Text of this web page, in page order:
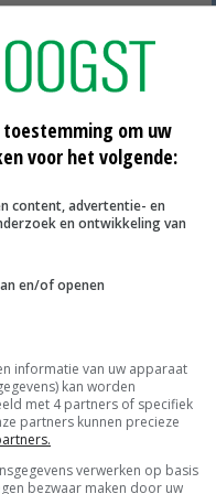
doen in het pakket
zijn de adviezen van
hebben tot die
zegt
'De Vlaamse
veel percelen is
informatie helpt
doen. Dat biedt
om uw
voor het volgende:
content, advertentie- en
en ontwikkeling van
en/of openen
informatie van uw apparaat
kan worden
met 4 partners of specifiek
partners kunnen precieze
verwerken op basis
bezwaar maken door uw